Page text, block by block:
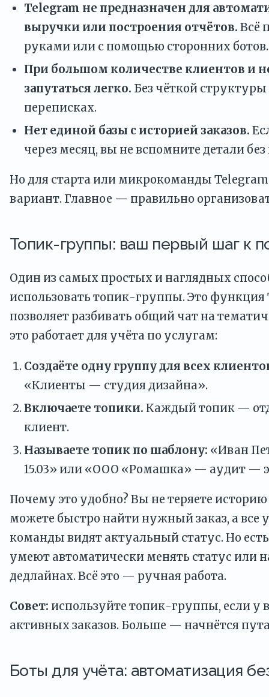
Telegram не предназначен для
выручки или построения отчётов. Всё
руками или с помощью сторонних ботов.
При большом количестве клиентов и
запутаться легко. Без чёткой
переписках.
Нет единой базы с историей заказов.
через месяц, вы не вспомните детали
Но для старта или микрокоманды
вариант. Главное — правильно
Топик-группы: ваш первый шаг к
Один из самых простых и наглядных
использовать топик-группы. Это функция
позволяет разбивать общий чат на
это работает для учёта по услугам:
Создаёте одну группу для всех
«Клиенты — студия дизайна».
Включаете топики. Каждый топик —
клиент.
Называете топик по шаблону: «Иван
15.03» или «ООО «Ромашка» — аудит —
Почему это удобно? Вы не теряете
можете быстро найти нужный заказ, а все
команды видят актуальный статус. Но
умеют автоматически менять статус или
дедлайнах. Всё это — ручная работа.
Совет: используйте топик-группы, если у
активных заказов. Больше — начнётся
Боты для учёта: автоматизация